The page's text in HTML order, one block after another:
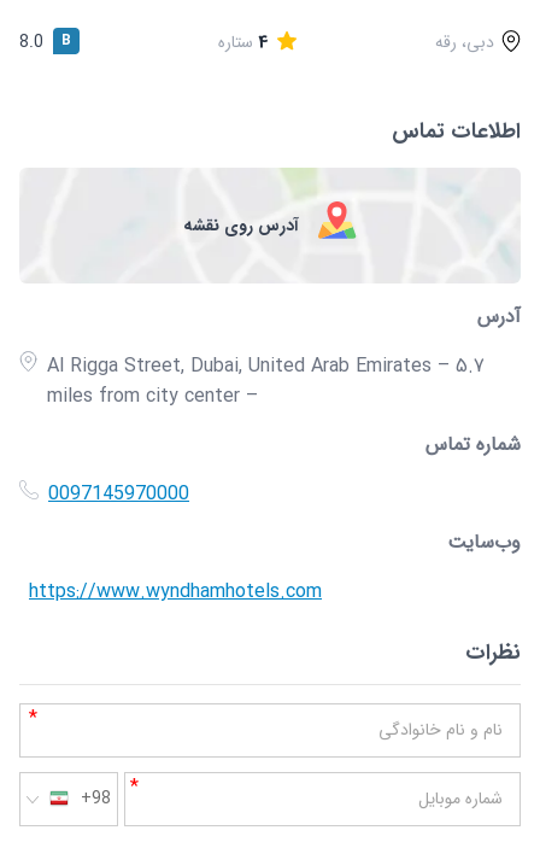
دبی، رقه 4 ستاره B
8.0
اطلاعات تماس
آدرس روی نقشه
آدرس
Al Rigga Street, Dubai, United Arab Emirates – 5.7
miles from city center –
شماره تماس
0097145970000
وب‌سایت
https://www.wyndhamhotels.com
نظرات
نام و نام خانوادگی *
+98 شماره موبایل *